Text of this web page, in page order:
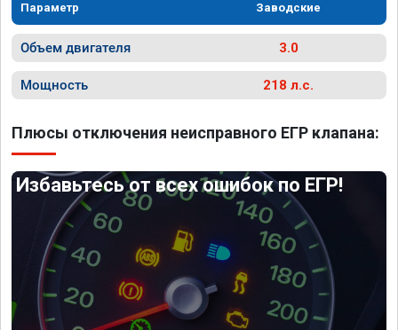
Параметр Заводские
Объем двигателя 3.0
Мощность 218 л.с.
Плюсы отключения неисправного ЕГР клапана:
Избавьтесь от всех ошибок по ЕГР!